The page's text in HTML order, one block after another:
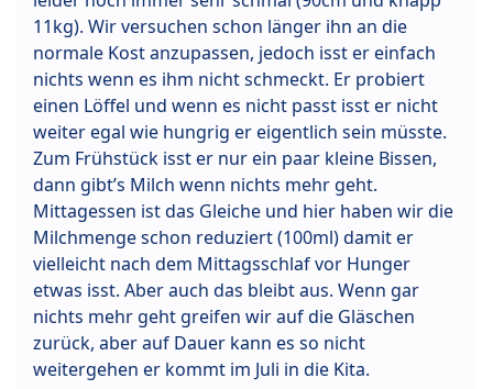
11kg). Wir versuchen schon länger ihn an die
normale Kost anzupassen, jedoch isst er einfach
nichts wenn es ihm nicht schmeckt. Er probiert
einen Löffel und wenn es nicht passt isst er nicht
weiter egal wie hungrig er eigentlich sein müsste.
Zum Frühstück isst er nur ein paar kleine Bissen,
dann gibt’s Milch wenn nichts mehr geht.
Mittagessen ist das Gleiche und hier haben wir die
Milchmenge schon reduziert (100ml) damit er
vielleicht nach dem Mittagsschlaf vor Hunger
etwas isst. Aber auch das bleibt aus. Wenn gar
nichts mehr geht greifen wir auf die Gläschen
zurück, aber auf Dauer kann es so nicht
weitergehen er kommt im Juli in die Kita.